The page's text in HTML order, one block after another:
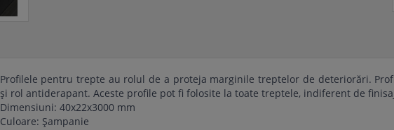
Profilele pentru trepte au rolul de a proteja marginile treptelor de deteriorări.
și rol antiderapant. Aceste profile pot fi folosite la toate treptele, indiferent de
Dimensiuni: 40x22x3000 mm
Culoare: Şampanie